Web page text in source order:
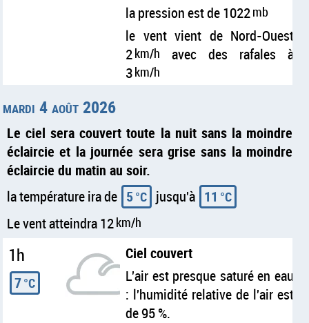
la pression est de 1022mb
le vent vient de Nord-Ouest
2km/h
avec des rafales à
3km/h
mardi 4 août 2026
Le ciel sera couvert toute la nuit sans la moindre
éclaircie et la journée sera grise sans la moindre
éclaircie du matin au soir.
la température ira de 5°C jusqu'à 11 °C
Le vent atteindra 12km/h
1h
7°C
Ciel couvert
L'air est presque saturé en eau
: l'humidité relative de l'air est
de 95 %.